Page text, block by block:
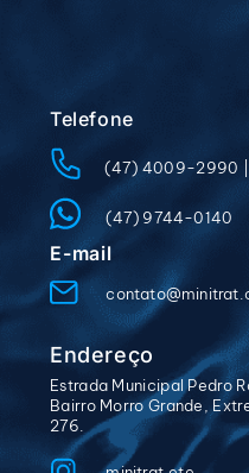
Telefone
(47) 4009-2990
(47) 9744-0140
E-mail
Endereço
Estrada Municipal Pedro
Bairro Morro Grande,
276.